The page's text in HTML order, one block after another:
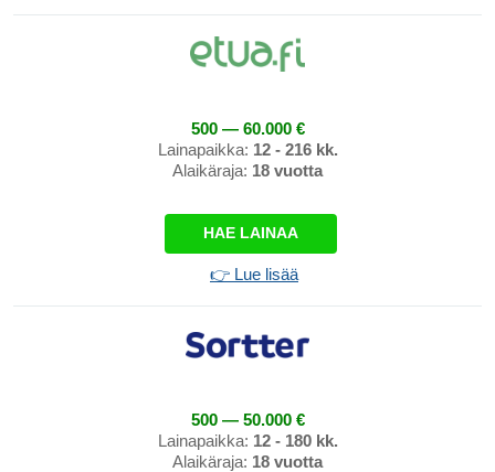
500 — 60.000 €
Lainapaikka: 12 - 216 kk.
Alaikäraja: 18 vuotta
HAE LAINAA
👉 Lue lisää
500 — 50.000 €
Lainapaikka: 12 - 180 kk.
Alaikäraja: 18 vuotta